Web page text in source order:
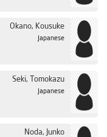
الحلقة 43
Okano, Kousuke
Japanese
Seki, Tomokazu
Japanese
Noda, Junko